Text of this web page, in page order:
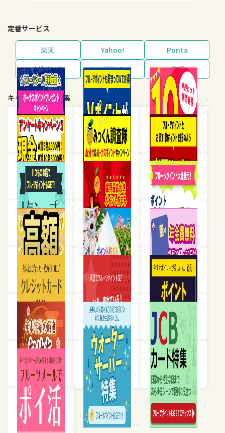
定番サービス
楽天 Yahoo!
Ponta
dポイント
グルメ 旅行
キャンペーン・特集